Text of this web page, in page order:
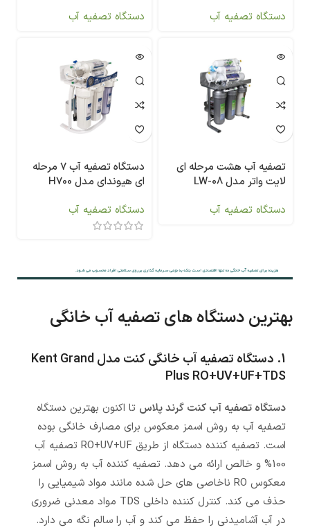
دستگاه تصفیه آب
دستگاه تصفیه آب
تصفیه آب هشت مرحله ای
لایت واتر مدل LW-08
دستگاه تصفیه آب
دستگاه تصفیه آب 7 مرحله
ای هیوندای مدل H700
دستگاه تصفیه آب
بهترین دستگاه های تصفیه آب خانگی
1. دستگاه تصفیه آب خانگی کنت مدل Kent Grand
Plus RO+UV+UF+TDS
دستگاه تصفیه آب کنت گرند پلاس تا اکنون بهترین دستگاه
تصفیه آب به روش اسمز معکوس برای مصارف خانگی بوده
است. تصفیه کننده دستگاه از طریق RO+UV+UF تصفیه آب
100% و خالص ارائه می دهد. تصفیه کننده آب به روش اسمز
معکوس RO ناخاصی های حل شده مانند مواد شیمیایی را
حذف می کند. کنترل کننده داخلی TDS مواد معدنی ضروری
در آب آشامیدنی را حفظ می کند و آب را سالم نگه می دارد.